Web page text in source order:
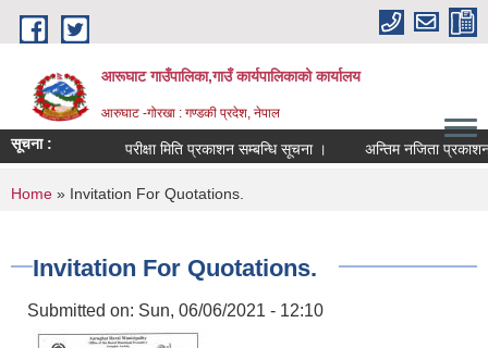
Skip to main content
आरूघाट गाउँपालिका,गाउँ कार्यपालिकाको कार्यालय
आरुघाट -गोरखा : गण्डकी प्रदेश, नेपाल
सूचना : परीक्षा मिति प्रकाशन सम्बन्धि सूचना । अन्तिम नजिता प्रकाशन
You are here
Home » Invitation For Quotations.
Invitation For Quotations.
Submitted on: Sun, 06/06/2021 - 12:10